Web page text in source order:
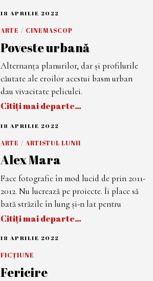
18 APRILIE 2022
M
I
2
2
ARTE / CINEMASCOP
Poveste urbană
Alternanța planurilor, dar și profilurile
căutate ale eroilor acestui basm urban
dau vivacitate peliculei.
Citiți mai departe…
18 APRILIE 2022
A
I
I
E
2
0
2
ARTE / ARTISTUL LUNII
Alex Mara
Face fotografie în mod lucid de prin 2011-
2012. Nu lucrează pe proiecte. Îi place să
bată străzile în lung şi-n lat pentru
Citiți mai departe…
18 APRILIE 2022
FICȚIUNE
Fericire